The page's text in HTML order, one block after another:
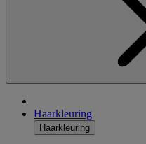
Haarkleuring
Haarkleuring